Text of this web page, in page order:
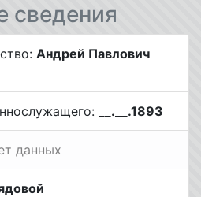
сведения
Андрей Павлович
__.__.1893
данных